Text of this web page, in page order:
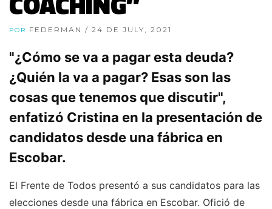
POR FEDERMAN / 24 DE JULY, 2021
"¿Cómo se va a pagar esta deuda?
¿Quién la va a pagar? Esas son las
cosas que tenemos que discutir",
enfatizó Cristina en la presentación de
candidatos desde una fábrica en
Escobar.
El Frente de Todos presentó a sus candidatos para las
elecciones desde una fábrica en Escobar. Ofició de